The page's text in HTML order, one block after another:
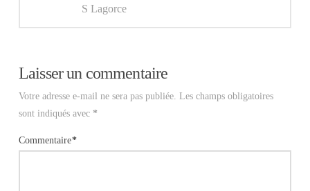
S Lagorce
Laisser un commentaire
Votre adresse e-mail ne sera pas publiée. Les champs obligatoires
sont indiqués avec *
Commentaire*